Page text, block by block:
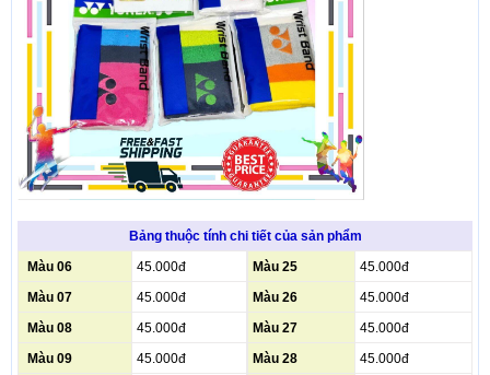
Bảng thuộc tính chi tiết của sản phẩm
Màu 06
45.000đ
Màu 07
45.000đ
Màu 08
45.000đ
Màu 09
45.000đ
Màu 25
45.000đ
Màu 26
45.000đ
Màu 27
45.000đ
Màu 28
45.000đ